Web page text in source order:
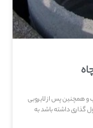
و همچنین پس از لایروبی
گذاری داشته باشد به